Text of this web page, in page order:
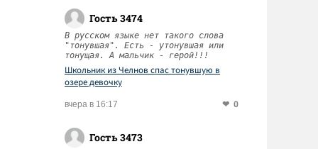
Гость 3474
В русском языке нет такого слова
"тонувшая". Есть - утонувшая или
тонущая. А мальчик - герой!!!
Школьник из Челнов спас тонувшую в
озере девочку
вчера в 16:17 0
Гость 3473